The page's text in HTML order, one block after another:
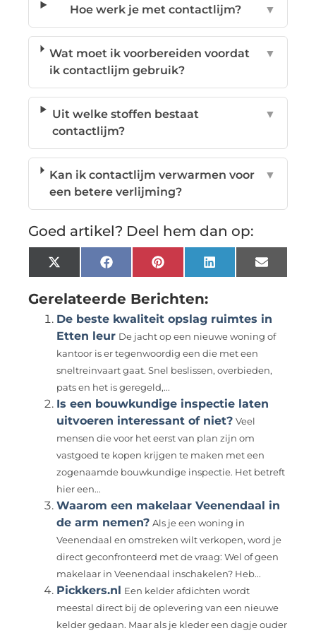
Hoe werk je met contactlijm? ▼
Wat moet ik voorbereiden voordat
ik contactlijm gebruik?
▼
Uit welke stoffen bestaat
contactlijm?
▼
Kan ik contactlijm verwarmen voor
een betere verlijming?
▼
Goed artikel? Deel hem dan op:
X
(Twitter)
FacebookPinterestLinkedInEmail
Gerelateerde Berichten:
De beste kwaliteit opslag ruimtes in
Etten leur De jacht op een nieuwe woning of
kantoor is er tegenwoordig een die met een
sneltreinvaart gaat. Snel beslissen, overbieden,
pats en het is geregeld,...
Is een bouwkundige inspectie laten
uitvoeren interessant of niet? Veel
mensen die voor het eerst van plan zijn om
vastgoed te kopen krijgen te maken met een
zogenaamde bouwkundige inspectie. Het betreft
hier een...
Waarom een makelaar Veenendaal in
de arm nemen? Als je een woning in
Veenendaal en omstreken wilt verkopen, word je
direct geconfronteerd met de vraag: Wel of geen
makelaar in Veenendaal inschakelen? Heb...
Pickkers.nl Een kelder afdichten wordt
meestal direct bij de oplevering van een nieuwe
kelder gedaan. Maar als je kleder een dagje ouder